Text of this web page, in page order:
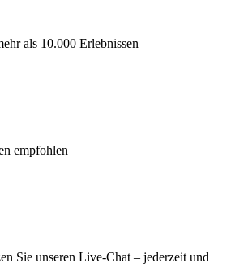
als 10.000 Erlebnissen
empfohlen
Sie unseren Live-Chat – jederzeit und